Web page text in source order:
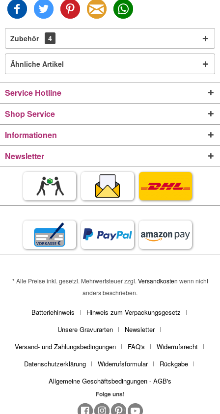
Zubehör 4
Ähnliche Artikel
Service Hotline
Shop Service
Informationen
Newsletter
* Alle Preise inkl. gesetzl. Mehrwertsteuer zzgl. Versandkosten wenn nicht
anders beschrieben.
Batteriehinweis
Hinweis zum Verpackungsgesetz
Unsere Gravurarten
Newsletter
Versand- und Zahlungsbedingungen
FAQ's
Widerrufsrecht
Datenschutzerklärung
Widerrufsformular
Rückgabe
Allgemeine Geschäftsbedingungen - AGB's
Folge uns!